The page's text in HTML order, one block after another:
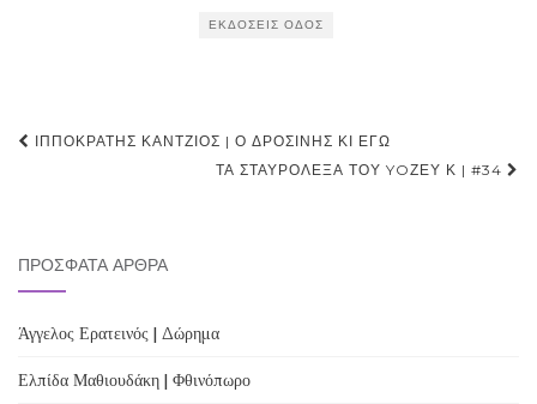
ΕΚΔΌΣΕΙΣ ΟΔΌΣ
Post
ΙΠΠΟΚΡΆΤΗΣ ΚΆΝΤΖΙΟΣ | Ο ΔΡΟΣΊΝΗΣ ΚΙ ΕΓΏ
ΤΑ ΣΤΑΥΡΌΛΕΞΑ ΤΟΥ YOΖΕΥ Κ | #34
ΠΡΌΣΦΑΤΑ ΆΡΘΡΑ
Άγγελος Ερατεινός | Δώρημα
Ελπίδα Μαθιουδάκη | Φθινόπωρο